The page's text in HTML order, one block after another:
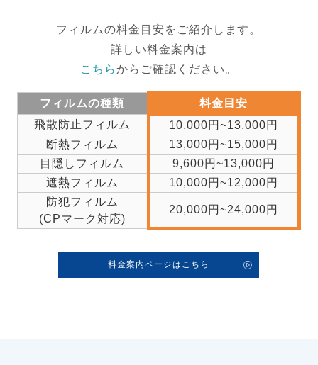
フィルムの料金目安をご紹介します。
詳しい料金案内は
こちらからご確認ください。
フィルムの種類
料金目安
飛散防止フィルム
10,000円~13,000円
断熱フィルム
13,000円~15,000円
目隠しフィルム
9,600円~13,000円
遮熱フィルム
10,000円~12,000円
防犯フィルム
(CPマーク対応)
20,000円~24,000円
料金案内ページはこちら